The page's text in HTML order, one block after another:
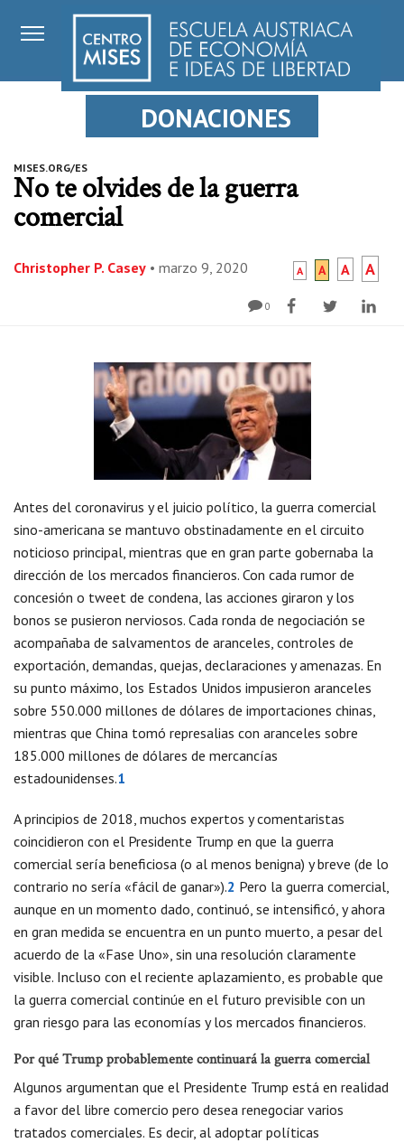
DONACIONES
MISES.ORG/ES
No te olvides de la guerra
comercial
Christopher P. Casey • marzo 9, 2020 A A A A
0
Antes del coronavirus y el juicio político, la guerra comercial
sino-americana se mantuvo obstinadamente en el circuito
noticioso principal, mientras que en gran parte gobernaba la
dirección de los mercados financieros. Con cada rumor de
concesión o tweet de condena, las acciones giraron y los
bonos se pusieron nerviosos. Cada ronda de negociación se
acompañaba de salvamentos de aranceles, controles de
exportación, demandas, quejas, declaraciones y amenazas. En
su punto máximo, los Estados Unidos impusieron aranceles
sobre 550.000 millones de dólares de importaciones chinas,
mientras que China tomó represalias con aranceles sobre
185.000 millones de dólares de mercancías
estadounidenses.1
A principios de 2018, muchos expertos y comentaristas
coincidieron con el Presidente Trump en que la guerra
comercial sería beneficiosa (o al menos benigna) y breve (de lo
contrario no sería «fácil de ganar»).2 Pero la guerra comercial,
aunque en un momento dado, continuó, se intensificó, y ahora
en gran medida se encuentra en un punto muerto, a pesar del
acuerdo de la «Fase Uno», sin una resolución claramente
visible. Incluso con el reciente aplazamiento, es probable que
la guerra comercial continúe en el futuro previsible con un
gran riesgo para las economías y los mercados financieros.
Por qué Trump probablemente continuará la guerra comercial
Algunos argumentan que el Presidente Trump está en realidad
a favor del libre comercio pero desea renegociar varios
tratados comerciales. Es decir, al adoptar políticas